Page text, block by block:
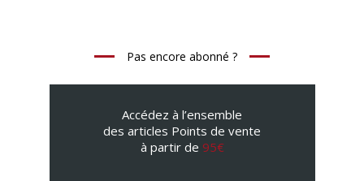
Pas encore abonné ?
Accédez à l’ensemble
des articles Points de vente
à partir de 95€